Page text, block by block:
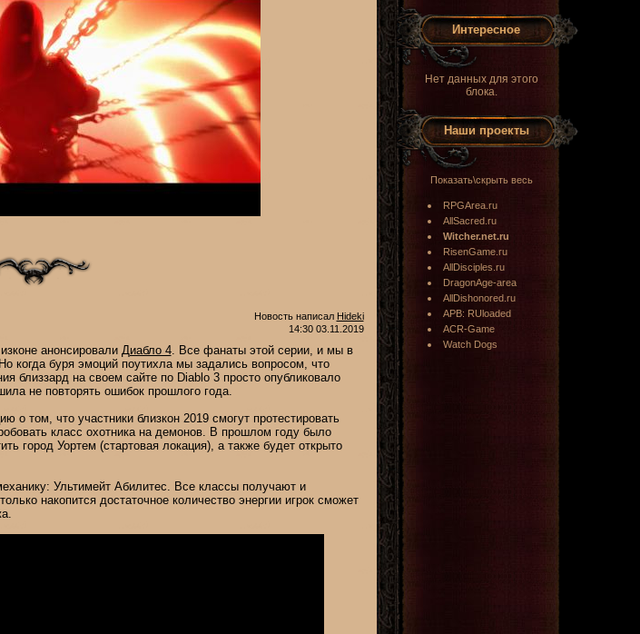
Новость написал Hideki
14:30 03.11.2019
анонсировали Диабло 4. Все фанаты этой серии, и мы в
когда буря эмоций поутихла мы задались вопросом, что
близзард на своем сайте по Diablo 3 просто опубликовало
не повторять ошибок прошлого года.
о том, что участники близкон 2019 смогут протестировать
класс охотника на демонов. В прошлом году было
город Уортем (стартовая локация), а также будет открыто
Ультимейт Абилитес. Все классы получают и
накопится достаточное количество энергии игрок сможет
Интересное
Нет данных для этого
блока.
Наши проекты
Показать\скрыть весь
RPGArea.ru
AllSacred.ru
Witcher.net.ru
RisenGame.ru
AllDisciples.ru
DragonAge-area
AllDishonored.ru
APB: RUloaded
ACR-Game
Watch Dogs